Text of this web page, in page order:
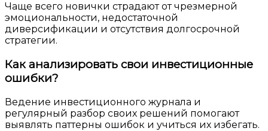
Чаще всего новички страдают от чрезмерной
эмоциональности, недостаточной
диверсификации и отсутствия долгосрочной
стратегии.
Как анализировать свои инвестиционные
ошибки?
Ведение инвестиционного журнала и
регулярный разбор своих решений помогают
выявлять паттерны ошибок и учиться их избегать.